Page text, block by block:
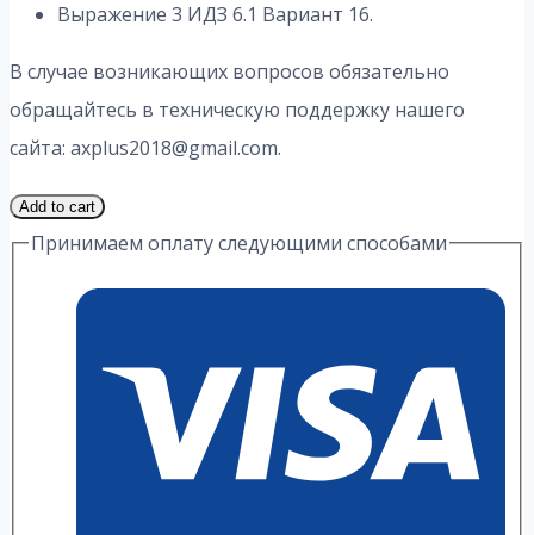
Выражение 3 ИДЗ 6.1 Вариант 16.
В случае возникающих вопросов обязательно
обращайтесь в техническую поддержку нашего
сайта: axplus2018@gmail.com.
1
Часть
Add to cart
Принимаем оплату следующими способами